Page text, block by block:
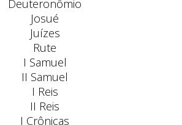
Deuteronômio
Josué
Juízes
Rute
I Samuel
II Samuel
I Reis
II Reis
I Crônicas